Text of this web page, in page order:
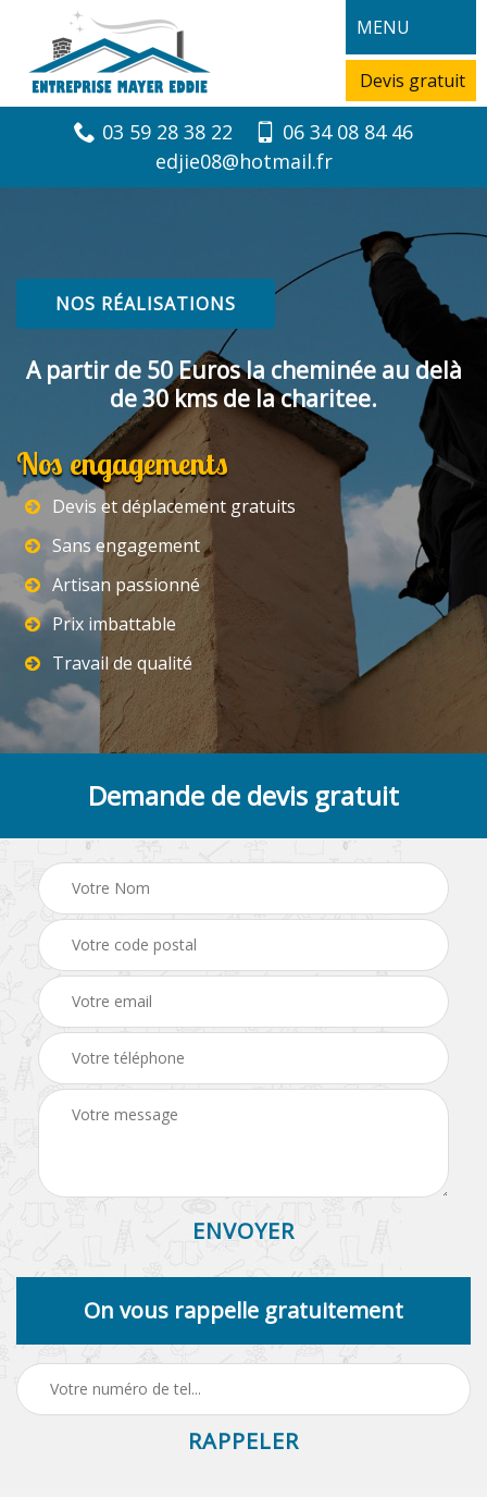
MENU
Devis gratuit
03 59 28 38 22
06 34 08 84 46
edjie08@hotmail.fr
NOS RÉALISATIONS
A partir de 50 Euros la cheminée au delà
de 30 kms de la charitee.
Nos engagements
Devis et déplacement gratuits
Sans engagement
Artisan passionné
Prix imbattable
Travail de qualité
Demande de devis gratuit
On vous rappelle gratuitement